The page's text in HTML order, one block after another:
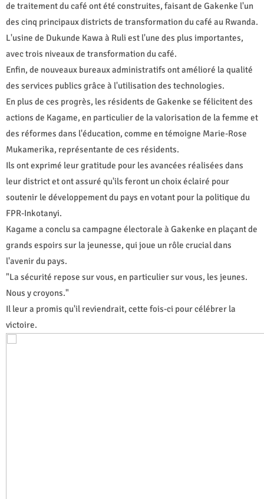
de traitement du café ont été construites, faisant de Gakenke l'un
des cinq principaux districts de transformation du café au Rwanda.
L'usine de Dukunde Kawa à Ruli est l'une des plus importantes,
avec trois niveaux de transformation du café.
Enfin, de nouveaux bureaux administratifs ont amélioré la qualité
des services publics grâce à l'utilisation des technologies.
En plus de ces progrès, les résidents de Gakenke se félicitent des
actions de Kagame, en particulier de la valorisation de la femme et
des réformes dans l'éducation, comme en témoigne Marie-Rose
Mukamerika, représentante de ces résidents.
Ils ont exprimé leur gratitude pour les avancées réalisées dans
leur district et ont assuré qu'ils feront un choix éclairé pour
soutenir le développement du pays en votant pour la politique du
FPR-Inkotanyi.
Kagame a conclu sa campagne électorale à Gakenke en plaçant de
grands espoirs sur la jeunesse, qui joue un rôle crucial dans
l'avenir du pays.
"La sécurité repose sur vous, en particulier sur vous, les jeunes.
Nous y croyons."
Il leur a promis qu'il reviendrait, cette fois-ci pour célébrer la
victoire.